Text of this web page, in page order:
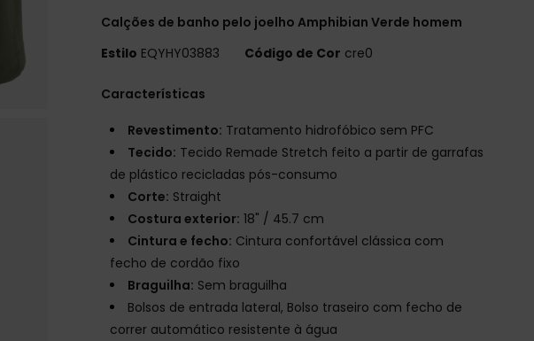
Calções de banho pelo joelho Amphibian Verde homem
Estilo EQYHY03883 Código de Cor cre0
Características
Revestimento: Tratamento hidrofóbico sem PFC
Tecido: Tecido Remade Stretch feito a partir de garrafas
de plástico recicladas pós-consumo
Corte: Straight
Costura exterior: 18" / 45.7 cm
Cintura e fecho: Cintura confortável clássica com
fecho de cordão fixo
Braguilha: Sem braguilha
Bolsos de entrada lateral, Bolso traseiro com fecho de
correr automático resistente à água